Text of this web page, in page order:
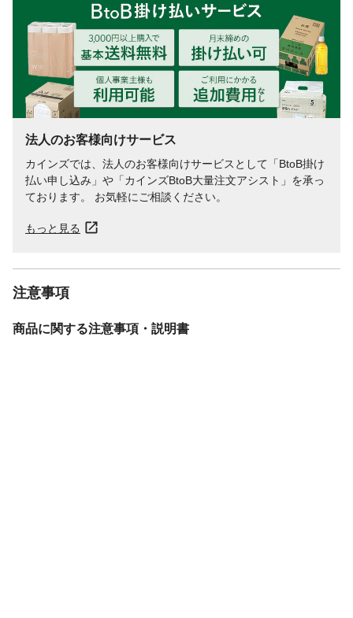
法人のお客様向けサービス
カインズでは、法人のお客様向けサービスとして「BtoB掛け
払い申し込み」や「カインズBtoB大量注文アシスト」を承っ
ております。 お気軽にご相談ください。
もっと見る
注意事項
商品に関する注意事項・説明書